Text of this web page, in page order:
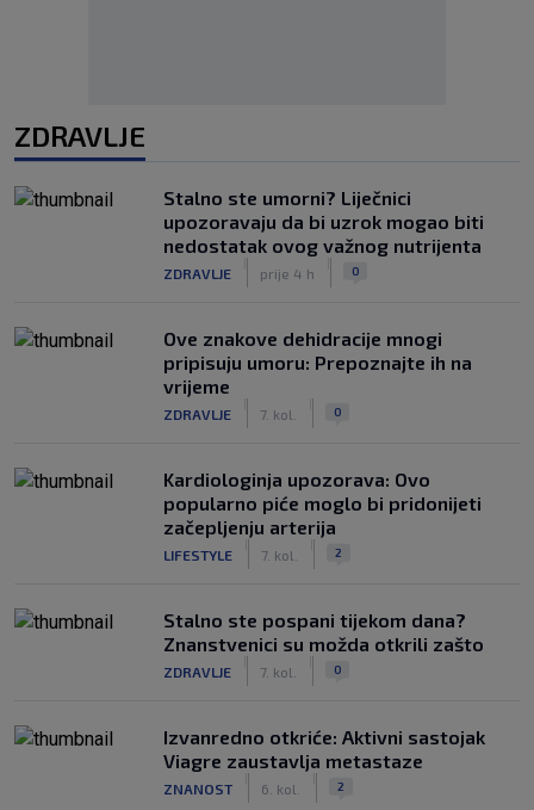
ZDRAVLJE
Stalno ste umorni? Liječnici
upozoravaju da bi uzrok mogao biti
nedostatak ovog važnog nutrijenta
ZDRAVLJE prije 4 h 0
Ove znakove dehidracije mnogi
pripisuju umoru: Prepoznajte ih na
vrijeme
ZDRAVLJE 7. kol. 0
Kardiologinja upozorava: Ovo
popularno piće moglo bi pridonijeti
začepljenju arterija
LIFESTYLE 7. kol. 2
Stalno ste pospani tijekom dana?
Znanstvenici su možda otkrili zašto
ZDRAVLJE 7. kol. 0
Izvanredno otkriće: Aktivni sastojak
Viagre zaustavlja metastaze
ZNANOST 6. kol. 2